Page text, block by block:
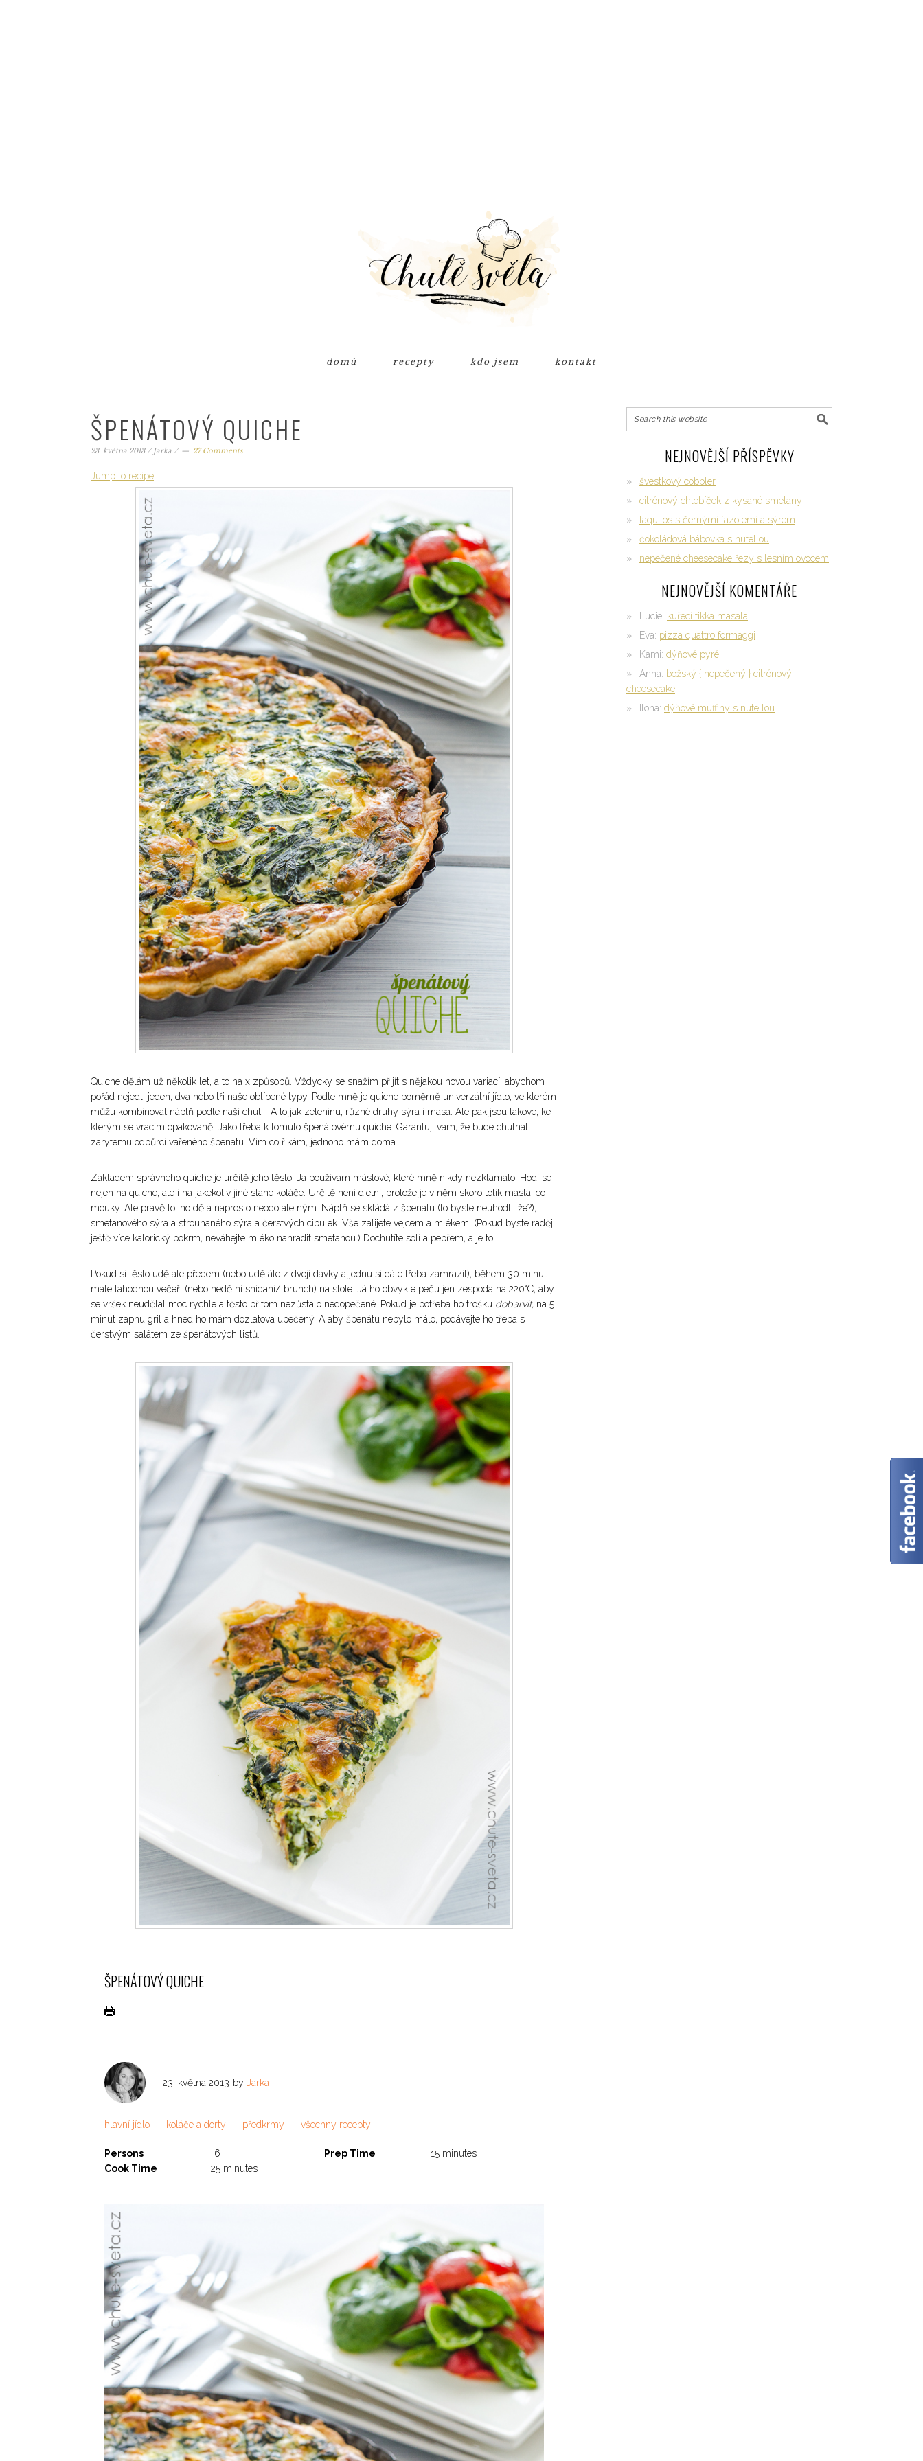
domů recepty kdo jsem kontakt
ŠPENÁTOVÝ QUICHE
23. května 2013/Jarka / 27 Comments
Jump to recipe
Quiche dělám už několik let, a to na x způsobů. Vždycky se snažím přijít s nějakou novou variací, abychom
pořád nejedli jeden, dva nebo tři naše oblíbené typy. Podle mně je quiche poměrně univerzální jídlo, ve kterém
můžu kombinovat náplň podle naší chuti. A to jak zeleninu, různé druhy sýra i masa. Ale pak jsou takové, ke
kterým se vracím opakovaně. Jako třeba k tomuto špenátovému quiche. Garantuji vám, že bude chutnat i
zarytému odpůrci vařeného špenátu. Vím co říkám, jednoho mám doma.
Základem správného quiche je určitě jeho těsto. Já používám máslové, které mně nikdy nezklamalo. Hodí se
nejen na quiche, ale i na jakékoliv jiné slané koláče. Určitě není dietní, protože je v něm skoro tolik másla, co
mouky. Ale právě to, ho dělá naprosto neodolatelným. Náplň se skládá z špenátu (to byste neuhodli, že?),
smetanového sýra a strouhaného sýra a čerstvých cibulek. Vše zalijete vejcem a mlékem. (Pokud byste raději
ještě více kalorický pokrm, neváhejte mléko nahradit smetanou.) Dochutíte solí a pepřem, a je to.
Pokud si těsto uděláte předem (nebo uděláte z dvojí dávky a jednu si dáte třeba zamrazit), během 30 minut
máte lahodnou večeři (nebo nedělní snídani/ brunch) na stole. Já ho obvykle peču jen zespoda na 220°C, aby
se vršek neudělal moc rychle a těsto přitom nezůstalo nedopečené. Pokud je potřeba ho trošku dobarvit, na 5
minut zapnu gril a hned ho mám dozlatova upečený. A aby špenátu nebylo málo, podávejte ho třeba s
čerstvým salátem ze špenátových listů.
ŠPENÁTOVÝ QUICHE
23. května 2013 by Jarka
hlavní jídlo koláče a dorty předkrmy všechny recepty
Persons 6 Prep Time
15 minutes
Cook Time
25 minutes
NEJNOVĚJŠÍ PŘÍSPĚVKY
švestkový cobbler
citrónový chlebíček z kysané smetany
taquitos s černými fazolemi a sýrem
čokoládová bábovka s nutellou
nepečené cheesecake řezy s lesním ovocem
NEJNOVĚJŠÍ KOMENTÁŘE
Lucie: kuřecí tikka masala
Eva: pizza quattro formaggi
Kami: dýňové pyré
Anna: božský { nepečený } citrónový
cheesecake
Ilona: dýňové muffiny s nutellou